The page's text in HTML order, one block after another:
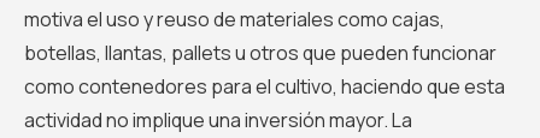
motiva el uso y reuso de materiales como cajas,
botellas, llantas, pallets u otros que pueden funcionar
como contenedores para el cultivo, haciendo que esta
actividad no implique una inversión mayor. La